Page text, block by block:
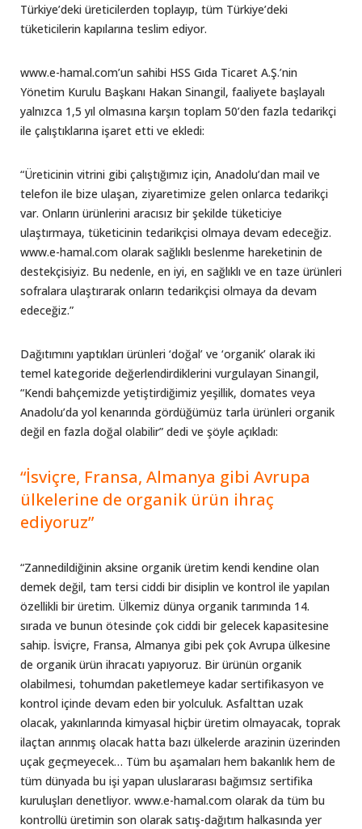
Türkiye’deki üreticilerden toplayıp, tüm Türkiye’deki
tüketicilerin kapılarına teslim ediyor.
www.e-hamal.com’un sahibi HSS Gıda Ticaret A.Ş.’nin
Yönetim Kurulu Başkanı Hakan Sinangil, faaliyete başlayalı
yalnızca 1,5 yıl olmasına karşın toplam 50’den fazla tedarikçi
ile çalıştıklarına işaret etti ve ekledi:
“Üreticinin vitrini gibi çalıştığımız için, Anadolu’dan mail ve
telefon ile bize ulaşan, ziyaretimize gelen onlarca tedarikçi
var. Onların ürünlerini aracısız bir şekilde tüketiciye
ulaştırmaya, tüketicinin tedarikçisi olmaya devam edeceğiz.
www.e-hamal.com olarak sağlıklı beslenme hareketinin de
destekçisiyiz. Bu nedenle, en iyi, en sağlıklı ve en taze ürünleri
sofralara ulaştırarak onların tedarikçisi olmaya da devam
edeceğiz.”
Dağıtımını yaptıkları ürünleri ‘doğal’ ve ‘organik’ olarak iki
temel kategoride değerlendirdiklerini vurgulayan Sinangil,
“Kendi bahçemizde yetiştirdiğimiz yeşillik, domates veya
Anadolu’da yol kenarında gördüğümüz tarla ürünleri organik
değil en fazla doğal olabilir” dedi ve şöyle açıkladı:
“İsviçre, Fransa, Almanya gibi Avrupa
ülkelerine de organik ürün ihraç
ediyoruz”
“Zannedildiğinin aksine organik üretim kendi kendine olan
demek değil, tam tersi ciddi bir disiplin ve kontrol ile yapılan
özellikli bir üretim. Ülkemiz dünya organik tarımında 14.
sırada ve bunun ötesinde çok ciddi bir gelecek kapasitesine
sahip. İsviçre, Fransa, Almanya gibi pek çok Avrupa ülkesine
de organik ürün ihracatı yapıyoruz. Bir ürünün organik
olabilmesi, tohumdan paketlemeye kadar sertifikasyon ve
kontrol içinde devam eden bir yolculuk. Asfalttan uzak
olacak, yakınlarında kimyasal hiçbir üretim olmayacak, toprak
ilaçtan arınmış olacak hatta bazı ülkelerde arazinin üzerinden
uçak geçmeyecek… Tüm bu aşamaları hem bakanlık hem de
tüm dünyada bu işi yapan uluslararası bağımsız sertifika
kuruluşları denetliyor. www.e-hamal.com olarak da tüm bu
kontrollü üretimin son olarak satış-dağıtım halkasında yer